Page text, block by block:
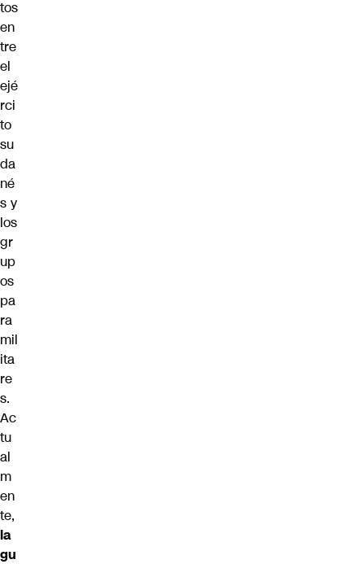
tos
en
tre
el
ejé
rci
to
su
da
né
s y
los
gr
up
os
pa
ra
mil
ita
re
s.
Ac
tu
al
m
en
te,
la
gu